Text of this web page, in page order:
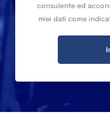
consulente ed
miei dati come